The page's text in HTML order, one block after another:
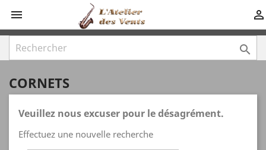
 

CORNETS
Veuillez nous excuser pour le désagrément.
Effectuez une nouvelle recherche